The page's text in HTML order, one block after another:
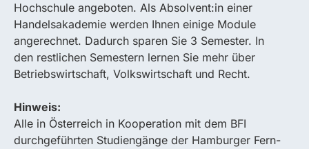
Hochschule angeboten. Als Absolvent:in einer
Handelsakademie werden Ihnen einige Module
angerechnet. Dadurch sparen Sie 3 Semester. In
den restlichen Semestern lernen Sie mehr über
Betriebswirtschaft, Volkswirtschaft und Recht.
Hinweis:
Alle in Österreich in Kooperation mit dem BFI
durchgeführten Studiengänge der Hamburger Fern-